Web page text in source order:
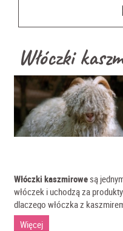
Włóczki
Włóczki kaszmirowesą
włóczek i uchodzą za
dlaczego włóczka z
wymaga poznania pochodzenia
Więcej